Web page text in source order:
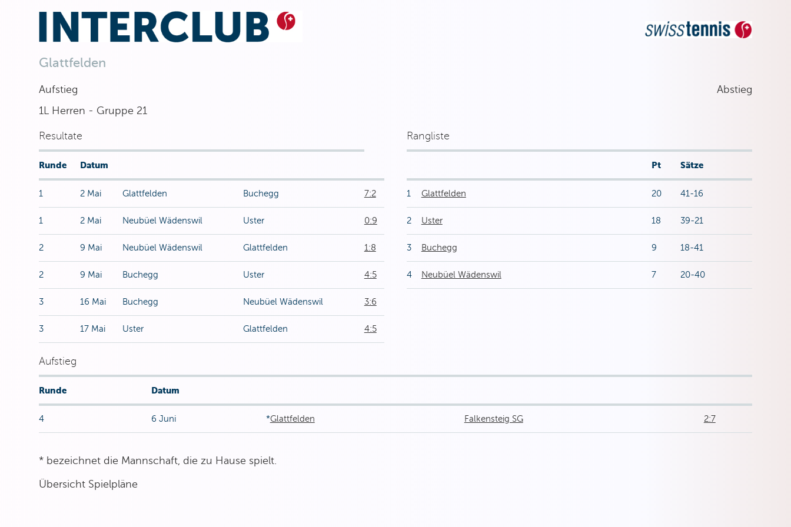
Glattfelden
Aufstieg
Abstieg
1L Herren - Gruppe 21
Resultate
Runde Datum
1 2 Mai Glattfelden Buchegg 7:2
1 2 Mai Neubüel Wädenswil Uster 0:9
2 9 Mai Neubüel Wädenswil Glattfelden 1:8
2 9 Mai Buchegg Uster 4:5
3 16 Mai Buchegg Neubüel Wädenswil 3:6
3 17 Mai Uster Glattfelden 4:5
Rangliste
Pt Sätze
1 Glattfelden 20 41-16
2 Uster 18 39-21
3 Buchegg 9 18-41
4 Neubüel Wädenswil 7 20-40
Aufstieg
Runde Datum
4 6 Juni *Glattfelden Falkensteig SG 2:7
* bezeichnet die Mannschaft, die zu Hause spielt.
Übersicht Spielpläne